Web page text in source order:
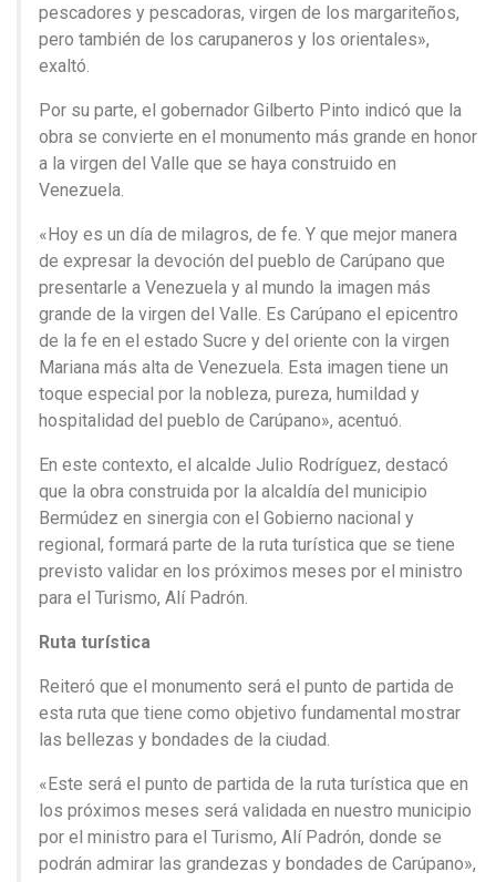
pescadores y pescadoras, virgen de los margariteños,
pero también de los carupaneros y los orientales»,
exaltó.
Por su parte, el gobernador Gilberto Pinto indicó que la
obra se convierte en el monumento más grande en honor
a la virgen del Valle que se haya construido en
Venezuela.
«Hoy es un día de milagros, de fe. Y que mejor manera
de expresar la devoción del pueblo de Carúpano que
presentarle a Venezuela y al mundo la imagen más
grande de la virgen del Valle. Es Carúpano el epicentro
de la fe en el estado Sucre y del oriente con la virgen
Mariana más alta de Venezuela. Esta imagen tiene un
toque especial por la nobleza, pureza, humildad y
hospitalidad del pueblo de Carúpano», acentuó.
En este contexto, el alcalde Julio Rodríguez, destacó
que la obra construida por la alcaldía del municipio
Bermúdez en sinergia con el Gobierno nacional y
regional, formará parte de la ruta turística que se tiene
previsto validar en los próximos meses por el ministro
para el Turismo, Alí Padrón.
Ruta turística
Reiteró que el monumento será el punto de partida de
esta ruta que tiene como objetivo fundamental mostrar
las bellezas y bondades de la ciudad.
«Este será el punto de partida de la ruta turística que en
los próximos meses será validada en nuestro municipio
por el ministro para el Turismo, Alí Padrón, donde se
podrán admirar las grandezas y bondades de Carúpano»,